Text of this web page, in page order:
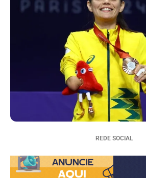
REDE SOCIAL